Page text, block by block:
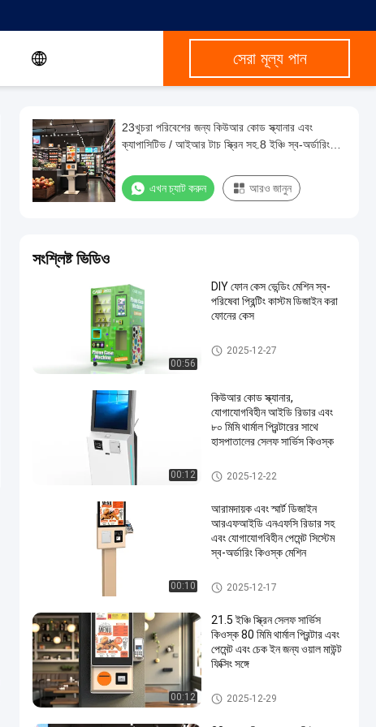
সেরা মূল্য পান
23খুচরা পরিবেশের জন্য কিউআর কোড স্ক্যানার এবং
ক্যাপাসিটিভ / আইআর টাচ স্ক্রিন সহ.8 ইঞ্চি স্ব-অর্ডারিং
এখন চ্যাট করুন আরও জানুন
সংশ্লিষ্ট ভিডিও
00:56
DIY ফোন কেস ভেন্ডিং মেশিন স্ব-
পরিষেবা প্রিন্টিং কাস্টম ডিজাইন করা
ফোনের কেস
স্ব-পরিষেবা কিওস্ক
2025-12-27
00:12
কিউআর কোড স্ক্যানার,
যোগাযোগবিহীন আইডি রিডার এবং
৮০ মিমি থার্মাল প্রিন্টারের সাথে
হাসপাতালের সেলফ সার্ভিস কিওস্ক
স্ব-পরিষেবা কিওস্ক
2025-12-22
00:10
আরামদায়ক এবং স্মার্ট ডিজাইন
আরএফআইডি এনএফসি রিডার সহ
এবং যোগাযোগবিহীন পেমেন্ট সিস্টেম
স্ব-অর্ডারিং কিওস্ক মেশিন
স্ব-পরিষেবা কিওস্ক
2025-12-17
00:12
21.5 ইঞ্চি স্ক্রিন সেলফ সার্ভিস
কিওস্ক 80 মিমি থার্মাল প্রিন্টার এবং
পেমেন্ট এবং চেক ইন জন্য ওয়াল মাউন্ট
ফিক্সিং সঙ্গে
স্ব-পরিষেবা কিওস্ক
2025-12-29